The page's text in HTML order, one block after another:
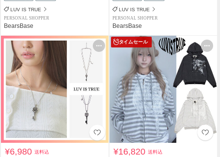
LUV IS TRUE
PERSONAL SHOPPER
BearsBase
LUV IS TRUE
PERSONAL SHOPPER
BearsBase
¥6,980送料込
タイムセール
¥16,820送料込